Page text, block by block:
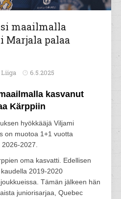
maailmalla
Marjala palaa
Liiga 6.5.2025
kasvanut
Kärppiin
hyökkääjä Viljami
on muotoa 1+1 vuotta
2027.
oma kasvatti. Edellisen
2019-2020
Tämän jälkeen hän
juniorisarjaa, Quebec